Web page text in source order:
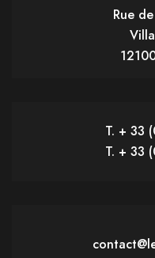
Rue
T. + 33
T. + 33